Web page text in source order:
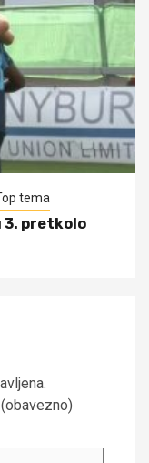
tema
3. pretkolo